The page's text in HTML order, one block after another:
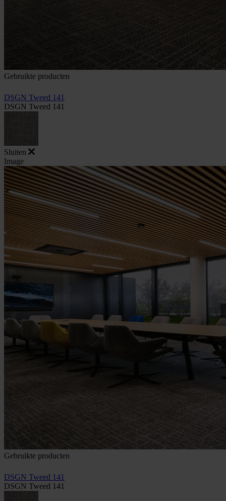
Gebruikte producten
DSGN Tweed 141
DSGN Tweed 141
Sluiten
Image
Gebruikte producten
DSGN Tweed 141
DSGN Tweed 141